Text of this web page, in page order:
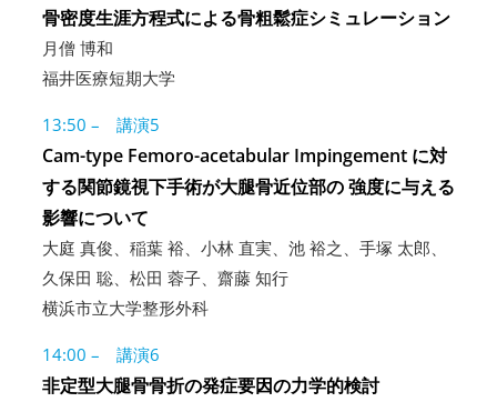
骨密度生涯方程式による骨粗鬆症シミュレーション
月僧 博和
福井医療短期大学
13:50 – 講演5
Cam-type Femoro-acetabular Impingement に対
する関節鏡視下手術が大腿骨近位部の 強度に与える
影響について
大庭 真俊、稲葉 裕、小林 直実、池 裕之、手塚 太郎、
久保田 聡、松田 蓉子、齋藤 知行
横浜市立大学整形外科
14:00 – 講演6
非定型大腿骨骨折の発症要因の力学的検討